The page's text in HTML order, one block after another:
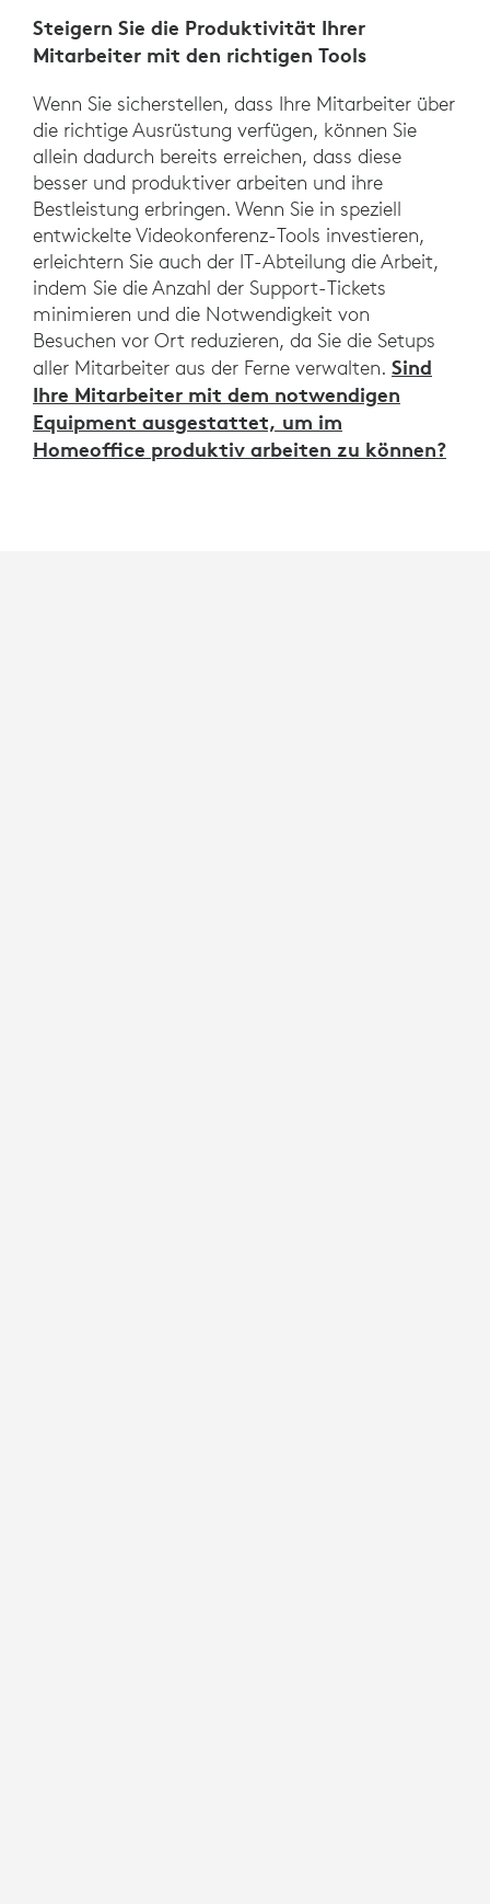
Steigern Sie die Produktivität Ihrer
Mitarbeiter mit den richtigen Tools
Wenn Sie sicherstellen, dass Ihre Mitarbeiter über
die richtige Ausrüstung verfügen, können Sie
allein dadurch bereits erreichen, dass diese
besser und produktiver arbeiten und ihre
Bestleistung erbringen. Wenn Sie in speziell
entwickelte Videokonferenz-Tools investieren,
erleichtern Sie auch der IT-Abteilung die Arbeit,
indem Sie die Anzahl der Support-Tickets
minimieren und die Notwendigkeit von
Besuchen vor Ort reduzieren, da Sie die Setups
aller Mitarbeiter aus der Ferne verwalten. Sind
Ihre Mitarbeiter mit dem notwendigen
Equipment ausgestattet, um im
Homeoffice produktiv arbeiten zu können?